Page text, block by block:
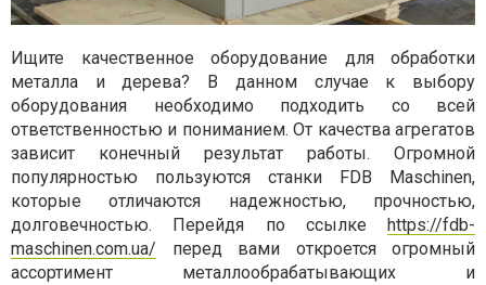
Ищите качественное оборудование для обработки
металла и дерева? В данном случае к выбору
оборудования необходимо подходить со всей
ответственностью и пониманием. От качества агрегатов
зависит конечный результат работы. Огромной
популярностью пользуются станки FDB Maschinen,
которые отличаются надежностью, прочностью,
долговечностью. Перейдя по ссылке
https://fdb-
maschinen.com.ua/ перед вами откроется огромный
ассортимент металлообрабатывающих и